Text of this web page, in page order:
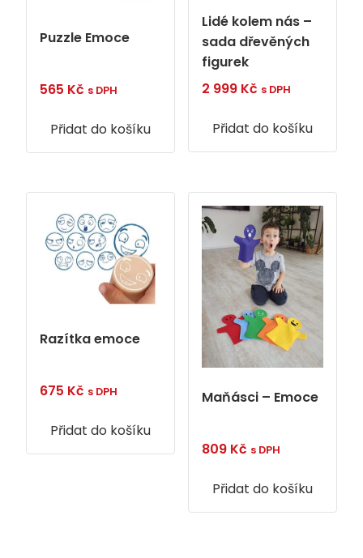
Puzzle Emoce
565 Kč s DPH
Přidat do košíku
Lidé kolem nás –
sada dřevěných
figurek
2 999 Kč s DPH
Přidat do košíku
Razítka emoce
675 Kč s DPH
Přidat do košíku
Maňásci – Emoce
809 Kč s DPH
Přidat do košíku